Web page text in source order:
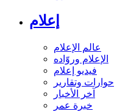
إعلام
عالم الإعلام
الإعلام وروّاده
فيديو إعلام
حوارات وتقارير
آخر الأخبار
خبرة عمر